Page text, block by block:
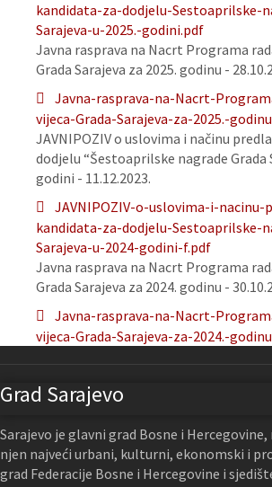
kandidata-za-dodjelu-Sestoaprilske-
Sarajeva-u-2025.-godini.pdf
Javna rasprava na Nacrt Programa
Grada Sarajeva za 2025. godinu -
Javna-rasprava-na-Nacrt-
vijeca-Grada-Sarajeva-za-2025.-
JAVNIPOZIV o uslovima i načinu
dodjelu “Šestoaprilske nagrade Grada
godini - 11.12.2023.
JAVNIPOZIV-o-uslovima-i-nacinu-
kandidata-za-dodjelu-Sestoaprilske-
Sarajeva-u-2024-godini-f.pdf
Javna rasprava na Nacrt Programa
Grada Sarajeva za 2024. godinu -
Javna-rasprava-na-Nacrt-
vijeca-Grada-Sarajeva-za-2024.-
Grad Sarajevo
Sarajevo je glavni grad Bosne i
njen najveći urbani, kulturni, ekonomski i
grad Federacije Bosne i Hercegovine i